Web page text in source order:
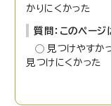
かりにくかった
質問：このペー
見つけやすか
見つけにくかった